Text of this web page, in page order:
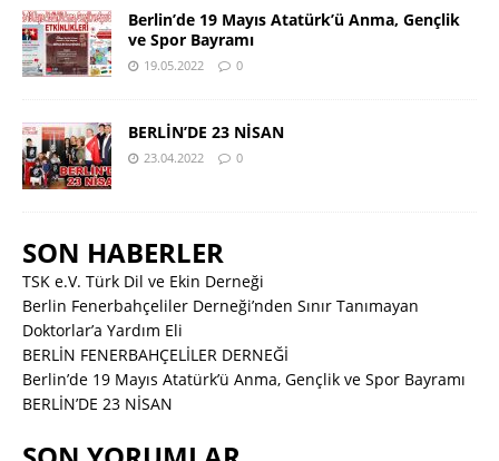
Berlin’de 19 Mayıs Atatürk’ü Anma, Gençlik
ve Spor Bayramı
19.05.2022 0
BERLİN’DE 23 NİSAN
23.04.2022 0
SON HABERLER
TSK e.V. Türk Dil ve Ekin Derneği
Berlin Fenerbahçeliler Derneği’nden Sınır Tanımayan
Doktorlar’a Yardım Eli
BERLİN FENERBAHÇELİLER DERNEĞİ
Berlin’de 19 Mayıs Atatürk’ü Anma, Gençlik ve Spor Bayramı
BERLİN’DE 23 NİSAN